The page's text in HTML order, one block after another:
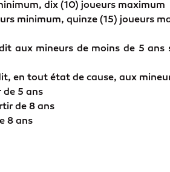
dix (10) joueurs maximum
minimum, quinze (15) joueurs
aux mineurs de moins de 5
en tout état de cause, aux
de 5 ans
de 8 ans
8 ans